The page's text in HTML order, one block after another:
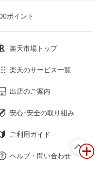
モーターパーツ BMW純正品専
店
ネル王国 楽天市場店
ロクールシステム
PARTS
ーツショップWAVE楽天市場店
タイヤスタイル
楽天市場店
ンセイタイヤサービス
ポイント
楽天市場トップ
楽天のサービス一覧
出店のご案内
安心･安全の取り組み
ご利用ガイド
ヘルプ・問い合わせ